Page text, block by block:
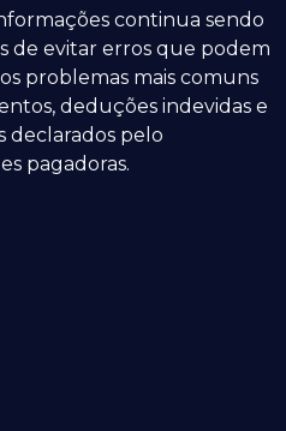
continua sendo
de evitar erros que podem
problemas mais comuns
deduções indevidas e
declarados pelo
pagadoras.